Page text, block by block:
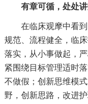
有章可循，处处讲
在临床观摩中看到
规范、流程健全，临
落实，从小事做起，
紧围绕目标管理适时
不做假；创新思维模
野，创新思路，改进